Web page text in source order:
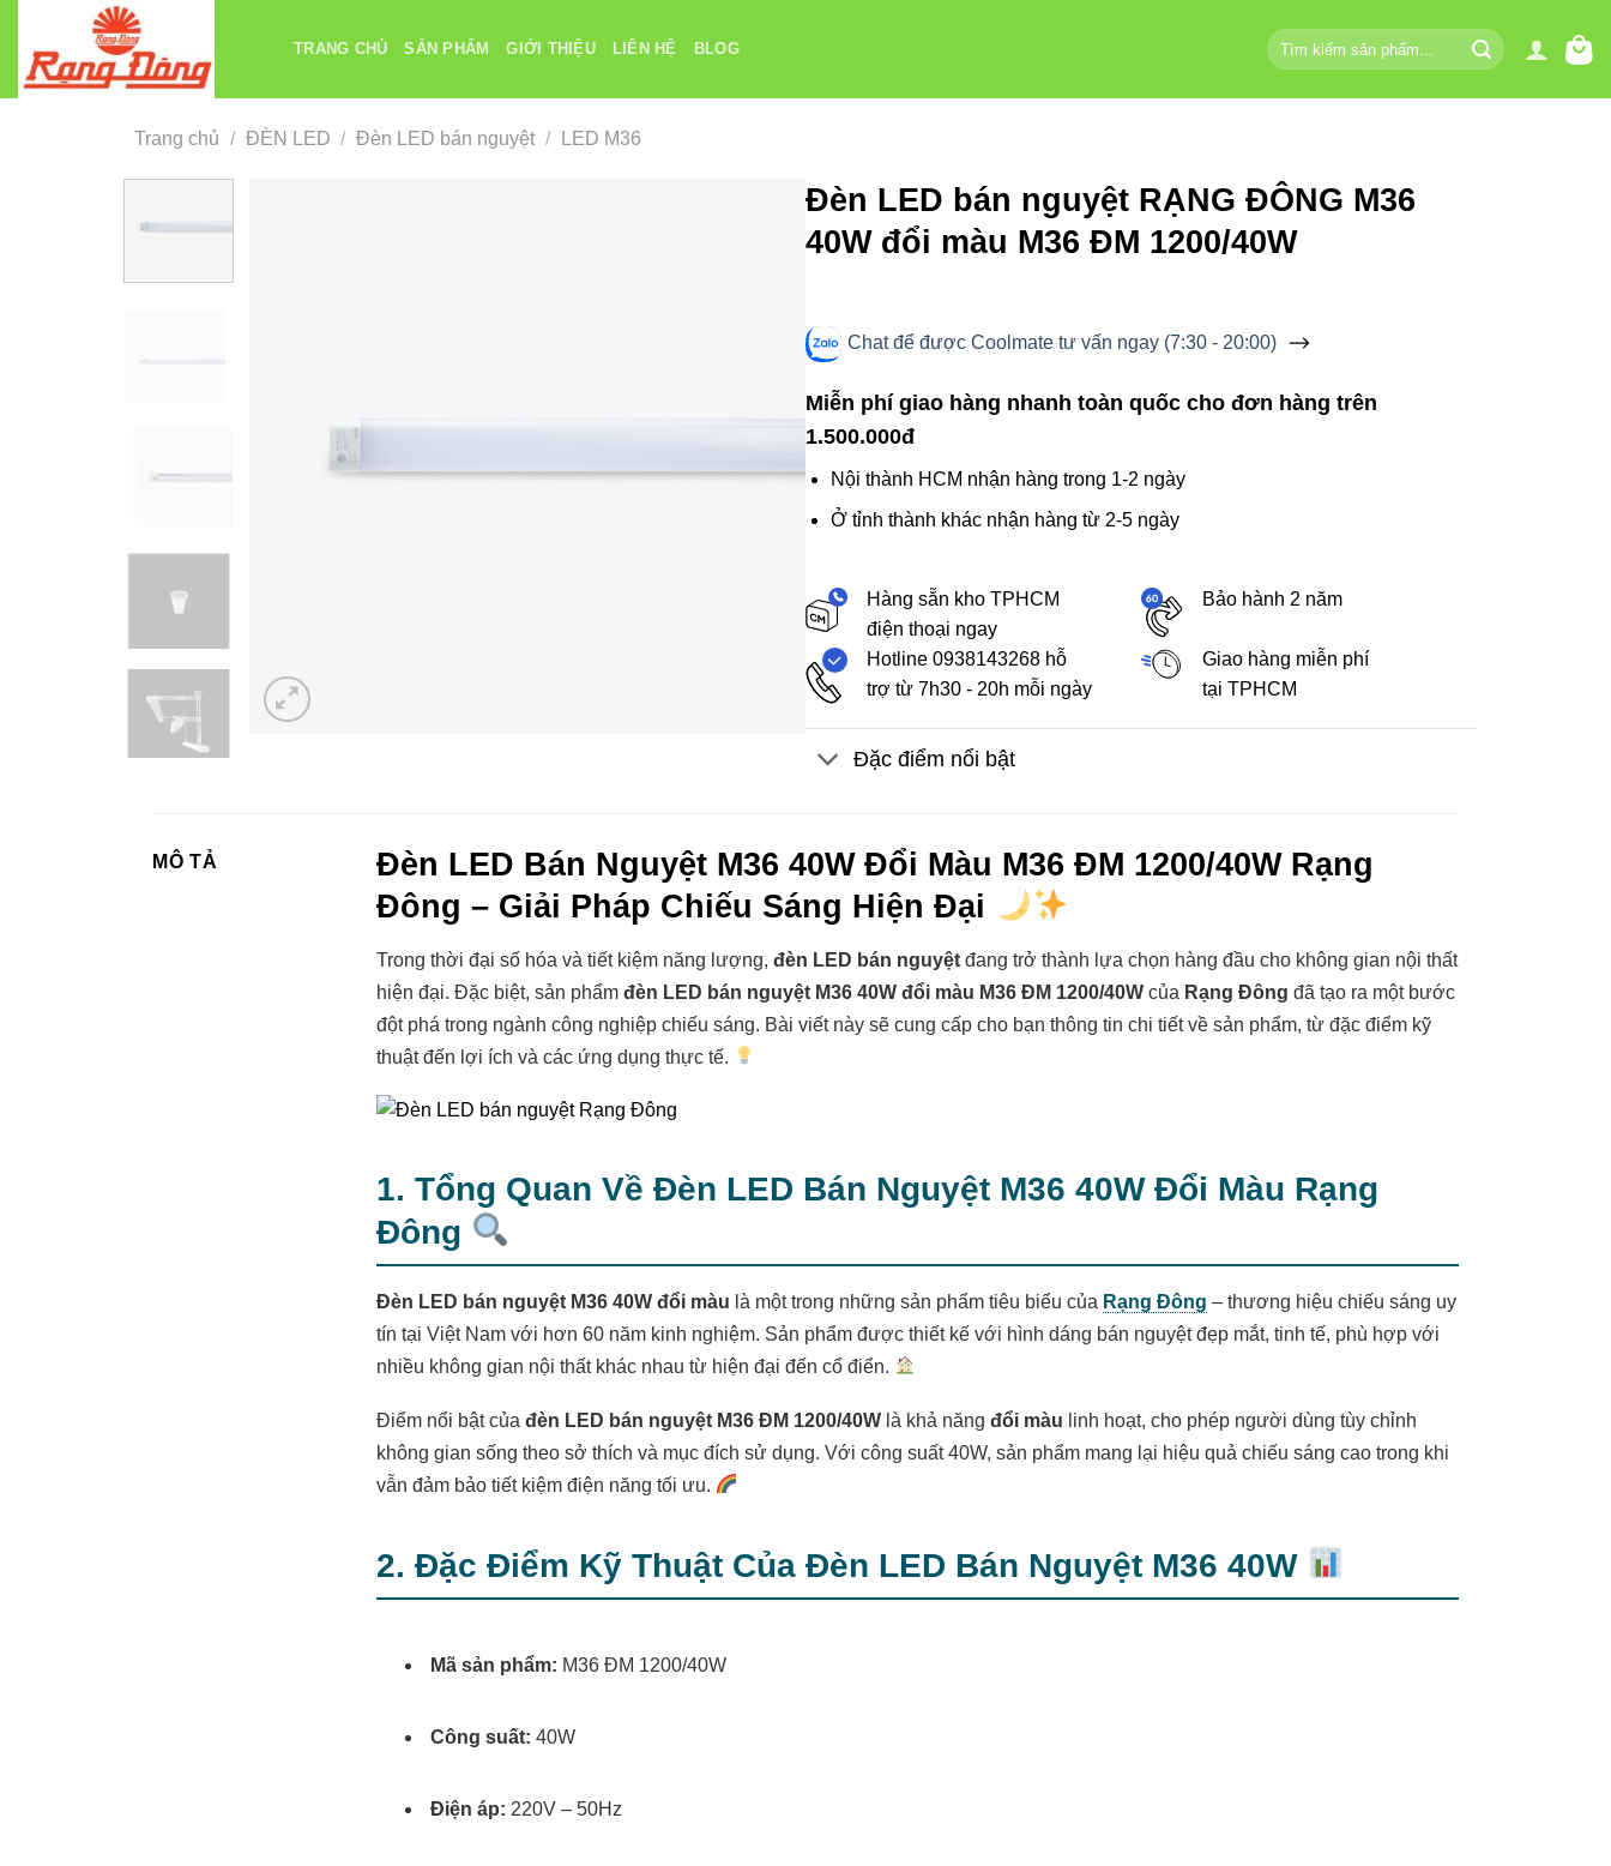
dung
TRANG CHỦ SẢN PHẨM GIỚI THIỆU LIÊN HỆ BLOG
Tìm
kiếm:
Trang chủ / ĐÈN LED / Đèn LED bán nguyệt / LED M36
Đèn LED bán nguyệt RẠNG ĐÔNG M36
40W đổi màu M36 ĐM 1200/40W
Chat để được Coolmate tư vấn ngay (7:30 - 20:00)
Miễn phí giao hàng nhanh toàn quốc cho đơn hàng trên
1.500.000đ
Nội thành HCM nhận hàng trong 1-2 ngày
Ở tỉnh thành khác nhận hàng từ 2-5 ngày
Hàng sẵn kho TPHCM
điện thoại ngay
Bảo hành 2 năm
Hotline 0938143268 hỗ
trợ từ 7h30 - 20h mỗi ngày
Giao hàng miễn phí
tại TPHCM
Đặc điểm nổi bật
MÔ TẢ
Đèn LED Bán Nguyệt M36 40W Đổi Màu M36 ĐM 1200/40W Rạng
Đông – Giải Pháp Chiếu Sáng Hiện Đại
Trong thời đại số hóa và tiết kiệm năng lượng, đèn LED bán nguyệtđang trở thành lựa chọn hàng đầu cho không gian nội thất
hiện đại. Đặc biệt, sản phẩm đèn LED bán nguyệt M36 40W đổi màu M36 ĐM 1200/40Wcủa Rạng Đông đã tạo ra một bước
đột phá trong ngành công nghiệp chiếu sáng. Bài viết này sẽ cung cấp cho bạn thông tin chi tiết về sản phẩm, từ đặc điểm kỹ
thuật đến lợi ích và các ứng dụng thực tế.
1. Tổng Quan Về Đèn LED Bán Nguyệt M36 40W Đổi Màu Rạng
Đông
Đèn LED bán nguyệt M36 40W đổi màu là một trong những sản phẩm tiêu biểu của Rạng Đông – thương hiệu chiếu sáng uy
tín tại Việt Nam với hơn 60 năm kinh nghiệm. Sản phẩm được thiết kế với hình dáng bán nguyệt đẹp mắt, tinh tế, phù hợp với
nhiều không gian nội thất khác nhau từ hiện đại đến cổ điển.
Điểm nổi bật của đèn LED bán nguyệt M36 ĐM 1200/40Wlà khả năng đổi màu linh hoạt, cho phép người dùng tùy chỉnh
không gian sống theo sở thích và mục đích sử dụng. Với công suất 40W, sản phẩm mang lại hiệu quả chiếu sáng cao trong khi
vẫn đảm bảo tiết kiệm điện năng tối ưu.
2. Đặc Điểm Kỹ Thuật Của Đèn LED Bán Nguyệt M36 40W
Mã sản phẩm: M36 ĐM 1200/40W
Công suất: 40W
Điện áp: 220V – 50Hz